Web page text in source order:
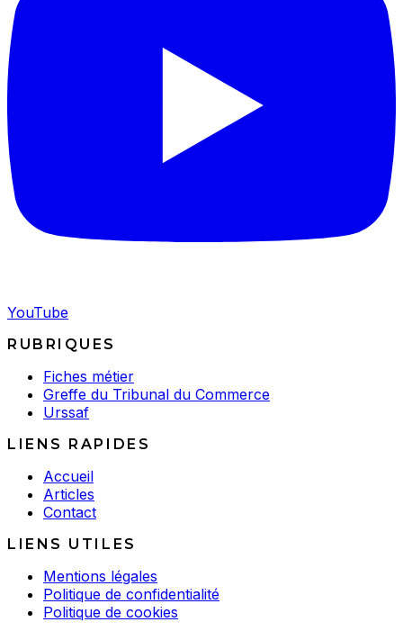
YouTube
RUBRIQUES
Fiches métier
Greffe du Tribunal du Commerce
Urssaf
LIENS RAPIDES
Accueil
Articles
Contact
LIENS UTILES
Mentions légales
Politique de confidentialité
Politique de cookies